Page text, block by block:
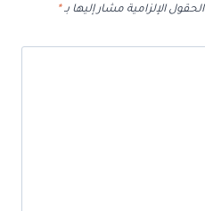
الحقول الإلزامية مشار إليها بـ*